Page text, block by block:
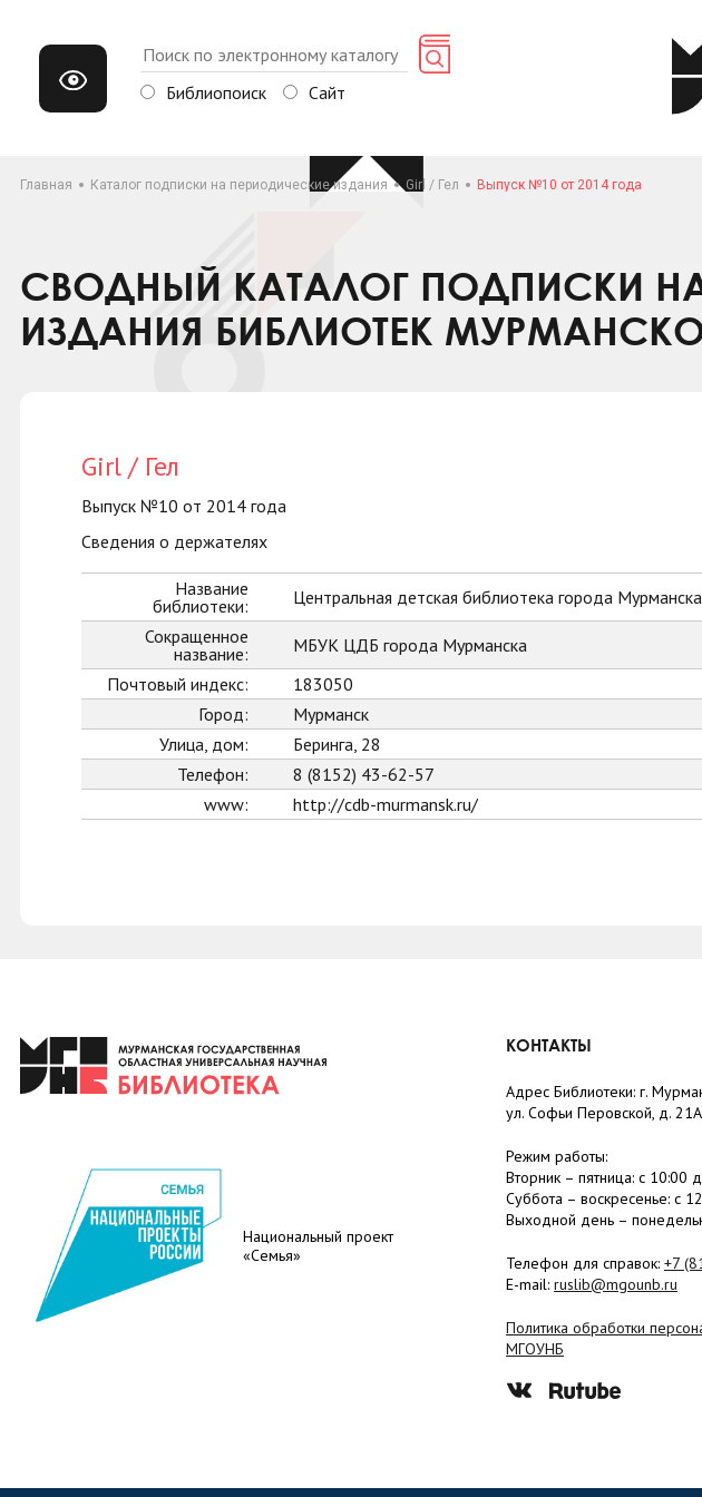
Библиопоиск Сайт
Главная Каталог подписки на периодические издания Girl / Гел Выпуск №10 от 2014 года
СВОДНЫЙ КАТАЛОГ ПОДПИСКИ
ИЗДАНИЯ БИБЛИОТЕК
Girl / Гел
Выпуск №10 от 2014 года
Сведения о держателях
Название
библиотеки:
Центральная детская библиотека города Мурманска
Сокращенное
название:
МБУК ЦДБ города Мурманска
Почтовый индекс:
183050
Город:
Мурманск
Улица, дом:
Беринга, 28
Телефон:
8 (8152) 43-62-57
www:
http://cdb-murmansk.ru/
Национальный проект
«Семья»
КОНТАКТЫ
Адрес Библиотеки: г.
ул. Софьи Перовской, д. 21А
Режим работы:
Вторник – пятница: с 10:00
Суббота – воскресенье: c
Выходной день –
Телефон для справок: +7
E-mail: ruslib@mgounb.ru
Политика обработки
МГОУНБ